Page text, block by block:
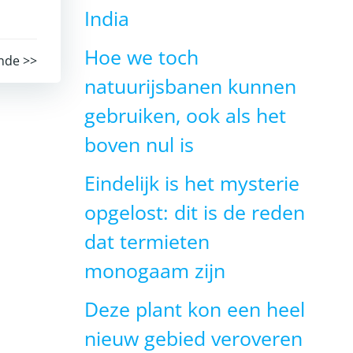
>>
India
Hoe we toch
natuurijsbanen kunnen
gebruiken, ook als het
boven nul is
Eindelijk is het mysterie
opgelost: dit is de reden
dat termieten
monogaam zijn
Deze plant kon een heel
nieuw gebied veroveren